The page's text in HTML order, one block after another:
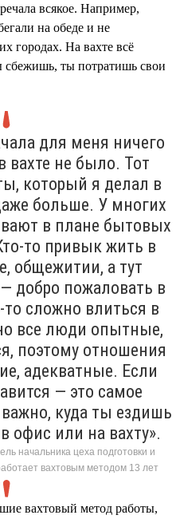
всякое. Например,
на обеде и не
городах. На вахте всё
сбежишь, ты потратишь свои
для меня ничего
вахте не было. Тот
который я делал в
больше. У многих
в плане бытовых
то привык жить в
общежитии, а тут
добро пожаловать в
то сложно влиться в
все люди опытные,
поэтому отношения
адекватные. Если
— это самое
куда ты ездишь
офис или на вахту».
начальника цеха подготовки и
вахтовым методом 13 лет
вахтовый метод работы,